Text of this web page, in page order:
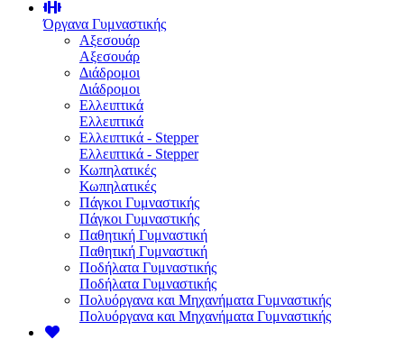
Όργανα Γυμναστικής
Αξεσουάρ
Αξεσουάρ
Διάδρομοι
Διάδρομοι
Ελλειπτικά
Ελλειπτικά
Ελλειπτικά - Stepper
Ελλειπτικά - Stepper
Κωπηλατικές
Κωπηλατικές
Πάγκοι Γυμναστικής
Πάγκοι Γυμναστικής
Παθητική Γυμναστική
Παθητική Γυμναστική
Ποδήλατα Γυμναστικής
Ποδήλατα Γυμναστικής
Πολυόργανα και Μηχανήματα Γυμναστικής
Πολυόργανα και Μηχανήματα Γυμναστικής